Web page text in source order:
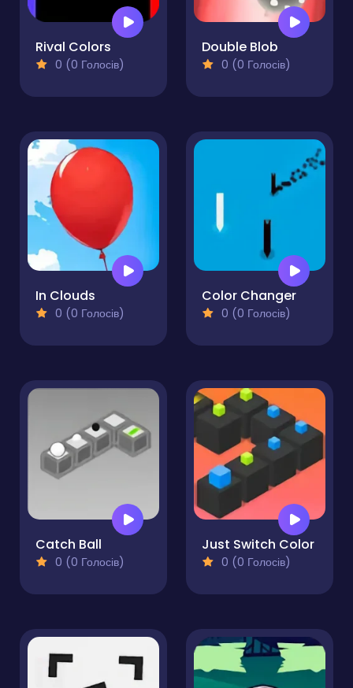
Rival Colors
0 (0 Голосів)
Double Blob
0 (0 Голосів)
In Clouds
0 (0 Голосів)
Color Changer
0 (0 Голосів)
Catch Ball
0 (0 Голосів)
Just Switch Color
0 (0 Голосів)